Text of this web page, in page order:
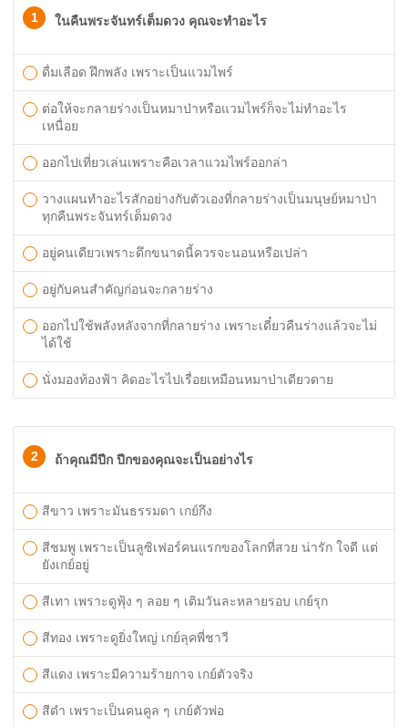
1 ในคืนพระจันทร์เต็มดวง คุณจะทำอะไร
ดื่มเลือด ฝึกพลัง เพราะเป็นแวมไพร์
ต่อให้จะกลายร่างเป็นหมาป่าหรือแวมไพร์ก็จะไม่ทำอะไร
เหนื่อย
ออกไปเที่ยวเล่นเพราะคือเวลาแวมไพร์ออกล่า
วางแผนทำอะไรสักอย่างกับตัวเองที่กลายร่างเป็นมนุษย์หมาป่า
ทุกคืนพระจันทร์เต็มดวง
อยู่คนเดียวเพราะดึกขนาดนี้ควรจะนอนหรือเปล่า
อยู่กับคนสำคัญก่อนจะกลายร่าง
ออกไปใช้พลังหลังจากที่กลายร่าง เพราะเดี๋ยวคืนร่างแล้วจะไม่
ได้ใช้
นั่งมองท้องฟ้า คิดอะไรไปเรื่อยเหมือนหมาป่าเดียวดาย
2 ถ้าคุณมีปีก ปีกของคุณจะเป็นอย่างไร
สีขาว เพราะมันธรรมดา เกย์กึง
สีชมพู เพราะเป็นลูซิเฟอร์คนแรกของโลกที่สวย น่ารัก ใจดี แต่
ยังเกย์อยู่
สีเทา เพราะดูฟุ้ง ๆ ลอย ๆ เติมวันละหลายรอบ เกย์รุก
สีทอง เพราะดูยิ่งใหญ่ เกย์ลุคพี่ชาวี
สีแดง เพราะมีความร้ายกาจ เกย์ตัวจริง
สีดำ เพราะเป็นคนคูล ๆ เกย์ตัวพ่อ